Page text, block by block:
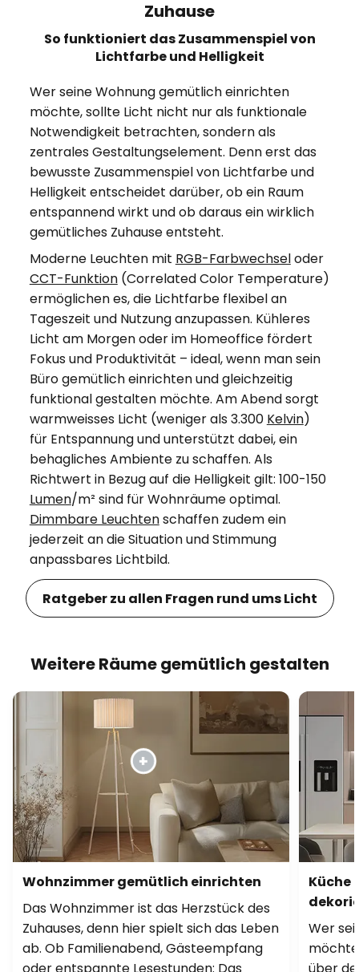
Zuhause
So funktioniert das Zusammenspiel von
Lichtfarbe und Helligkeit
Wer seine Wohnung gemütlich einrichten
möchte, sollte Licht nicht nur als funktionale
Notwendigkeit betrachten, sondern als
zentrales Gestaltungselement. Denn erst das
bewusste Zusammenspiel von Lichtfarbe und
Helligkeit entscheidet darüber, ob ein Raum
entspannend wirkt und ob daraus ein wirklich
gemütliches Zuhause entsteht.
Moderne Leuchten mit RGB-Farbwechseloder
CCT-Funktion(Correlated Color Temperature)
ermöglichen es, die Lichtfarbe flexibel an
Tageszeit und Nutzung anzupassen. Kühleres
Licht am Morgen oder im Homeoffice fördert
Fokus und Produktivität – ideal, wenn man sein
Büro gemütlich einrichten und gleichzeitig
funktional gestalten möchte. Am Abend sorgt
warmweisses Licht (weniger als 3.300 Kelvin)
für Entspannung und unterstützt dabei, ein
behagliches Ambiente zu schaffen. Als
Richtwert in Bezug auf die Helligkeit gilt: 100-150
Lumen/m² sind für Wohnräume optimal.
Dimmbare Leuchtenschaffen zudem ein
jederzeit an die Situation und Stimmung
anpassbares Lichtbild.
Ratgeber zu allen Fragen rund ums Licht
Weitere Räume gemütlich gestalten
Wohnzimmer gemütlich einrichten
Das Wohnzimmer ist das Herzstück des
Zuhauses, denn hier spielt sich das Leben
ab. Ob Familienabend, Gästeempfang
Küche
Wer